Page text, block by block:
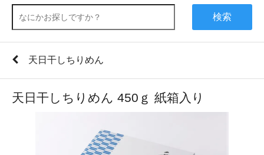
検索
天日干しちりめん
天日干しちりめん 450ｇ 紙箱入り